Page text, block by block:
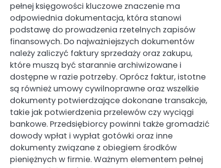
pełnej księgowości kluczowe znaczenie ma
odpowiednia dokumentacja, która stanowi
podstawę do prowadzenia rzetelnych zapisów
finansowych. Do najważniejszych dokumentów
należy zaliczyć faktury sprzedaży oraz zakupu,
które muszą być starannie archiwizowane i
dostępne w razie potrzeby. Oprócz faktur, istotne
są również umowy cywilnoprawne oraz wszelkie
dokumenty potwierdzające dokonane transakcje,
takie jak potwierdzenia przelewów czy wyciągi
bankowe. Przedsiębiorcy powinni także gromadzić
dowody wpłat i wypłat gotówki oraz inne
dokumenty związane z obiegiem środków
pieniężnych w firmie. Ważnym elementem pełnej